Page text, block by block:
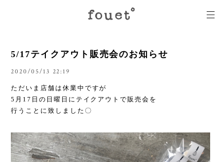
5/17テイクアウト販売会のお知らせ
2020/05/13 22:19
ただいま店舗は休業中ですが
5月17日の日曜日にテイクアウトで販売会を
行うことに致しました〇